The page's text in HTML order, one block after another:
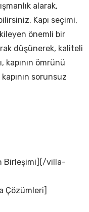
alarak,
Kapı seçimi,
önemli bir
düşünerek, kaliteli
kapının ömrünü
sorunsuz
Birleşimi](/villa-
Çözümleri]